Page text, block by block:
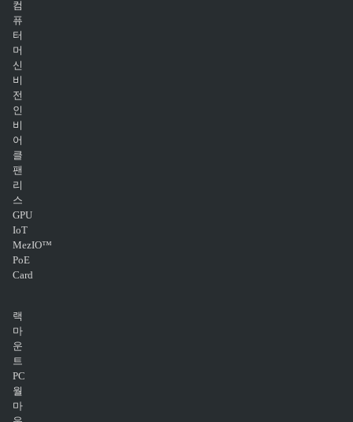
컴
퓨
터
머
신
비
전
인
비
어
클
팬
리
스
GPU
IoT
MezIO™
PoE
Card
랙
마
운
트
PC
월
마